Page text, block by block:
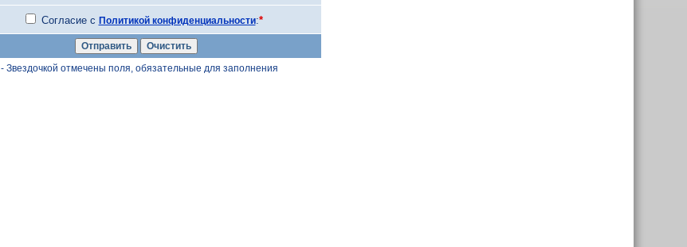
Согласие с Политикой конфиденциальности:*
- Звездочкой отмечены поля, обязательные для заполнения